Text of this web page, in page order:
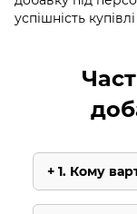
успішність
1. Кому